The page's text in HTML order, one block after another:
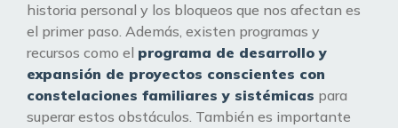
historia personal y los bloqueos que nos afectan es
el primer paso. Además, existen programas y
recursos como el programa de desarrollo y
expansión de proyectos conscientes con
constelaciones familiares y sistémicas para
superar estos obstáculos. También es importante